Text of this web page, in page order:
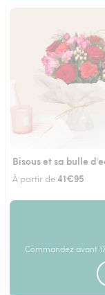
Bisous et sa bulle
À partir de41€95
Commandez avant